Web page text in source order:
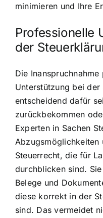
minimieren und Ihre
Professionelle
der
Die
Unterstützung bei
entscheidend dafür
zurückbekommen
Experten in Sachen
Abzugsmöglichkeiten
Steuerrecht, die für
durchblicken sind.
Belege und
diese korrekt in der
sind. Das vermeidet